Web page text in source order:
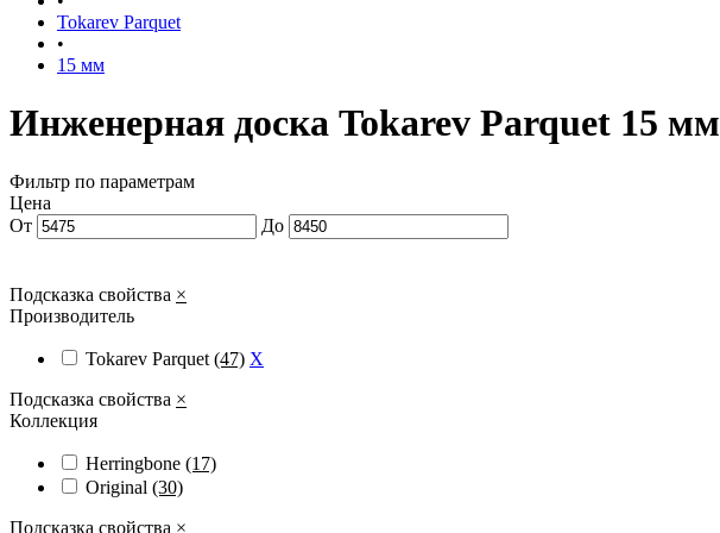
Tokarev Parquet
•
15 мм
Инженерная доска Tokarev Parquet 15 мм
Фильтр по параметрам
Цена
От
До
Подсказка свойства ×
Производитель
Tokarev Parquet (47) X
Подсказка свойства ×
Коллекция
Herringbone (17)
Original (30)
Подсказка свойства ×